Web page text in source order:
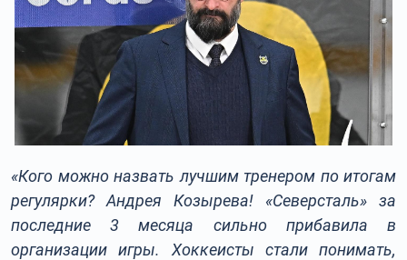
«Кого можно назвать лучшим тренером по итогам
регулярки? Андрея Козырева! «Северсталь» за
последние 3 месяца сильно прибавила в
организации игры. Хоккеисты стали понимать,